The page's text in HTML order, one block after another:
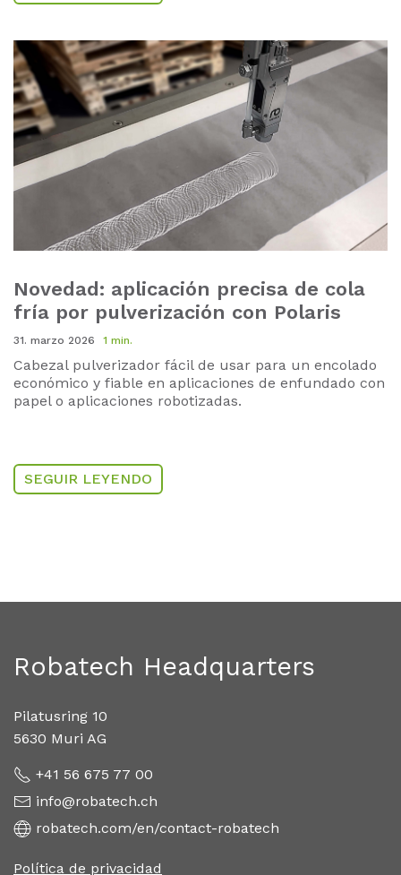
Novedad: aplicación precisa de cola
fría por pulverización con Polaris
31. marzo 2026 1 min.
Cabezal pulverizador fácil de usar para un encolado
económico y fiable en aplicaciones de enfundado con
papel o aplicaciones robotizadas.
SEGUIR LEYENDO
Robatech Headquarters
Pilatusring 10
5630 Muri AG
+41 56 675 77 00
info@robatech.ch
robatech.com/en/contact-robatech
Política de privacidad